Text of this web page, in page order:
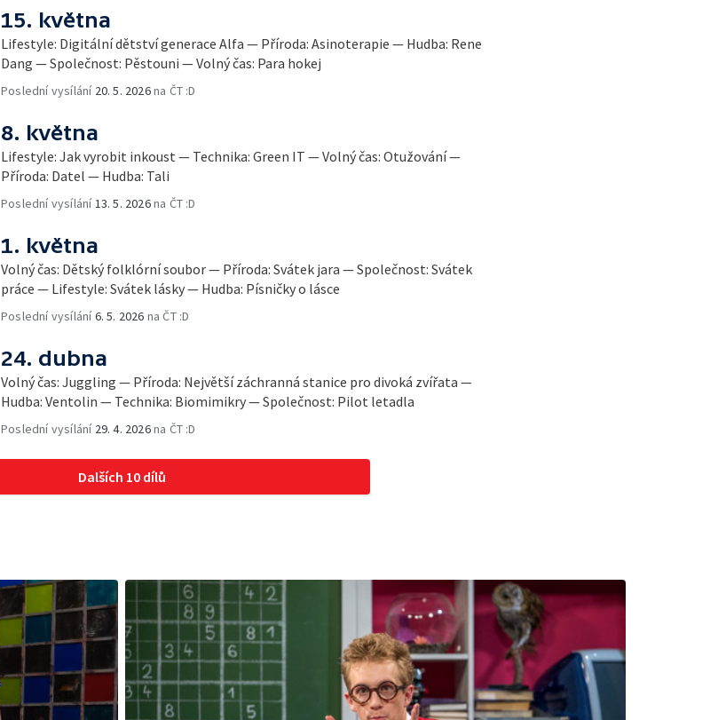
15. května
Lifestyle: Digitální dětství generace Alfa — Příroda: Asinoterapie — Hudba: Rene
Dang — Společnost: Pěstouni — Volný čas: Para hokej
Poslední vysílání 20. 5. 2026na ČT :D
8. května
Lifestyle: Jak vyrobit inkoust — Technika: Green IT — Volný čas: Otužování —
Příroda: Datel — Hudba: Tali
Poslední vysílání 13. 5. 2026na ČT :D
1. května
Volný čas: Dětský folklórní soubor — Příroda: Svátek jara — Společnost: Svátek
práce — Lifestyle: Svátek lásky — Hudba: Písničky o lásce
Poslední vysílání6. 5. 2026 na ČT :D
24. dubna
Volný čas: Juggling — Příroda: Největší záchranná stanice pro divoká zvířata —
Hudba: Ventolin — Technika: Biomimikry — Společnost: Pilot letadla
Poslední vysílání 29. 4. 2026na ČT :D
Dalších 10 dílů